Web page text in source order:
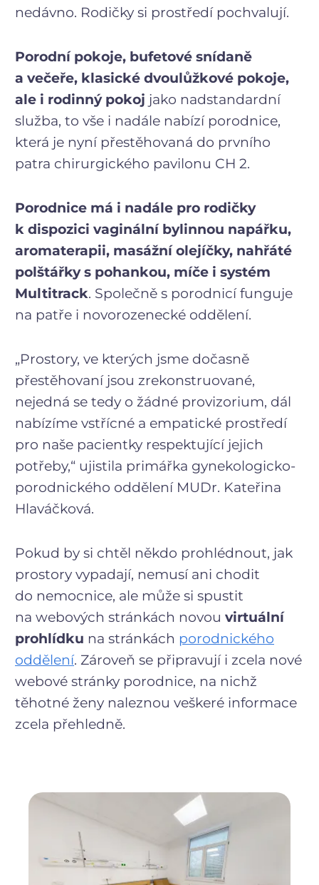
nedávno. Rodičky si prostředí pochvalují.
Porodní pokoje, bufetové snídaně
a večeře, klasické dvoulůžkové pokoje,
ale i rodinný pokoj jako nadstandardní
služba, to vše i nadále nabízí porodnice,
která je nyní přestěhovaná do prvního
patra chirurgického pavilonu CH 2.
Porodnice má i nadále pro rodičky
k dispozici vaginální bylinnou napářku,
aromaterapii, masážní olejíčky, nahřáté
polštářky s pohankou, míče i systém
Multitrack. Společně s porodnicí funguje
na patře i novorozenecké oddělení.
„Prostory, ve kterých jsme dočasně
přestěhovaní jsou zrekonstruované,
nejedná se tedy o žádné provizorium, dál
nabízíme vstřícné a empatické prostředí
pro naše pacientky respektující jejich
potřeby,“ ujistila primářka gynekologicko-
porodnického oddělení MUDr. Kateřina
Hlaváčková.
Pokud by si chtěl někdo prohlédnout, jak
prostory vypadají, nemusí ani chodit
do nemocnice, ale může si spustit
na webových stránkách novou virtuální
prohlídku na stránkách porodnického
oddělení. Zároveň se připravují i zcela nové
webové stránky porodnice, na nichž
těhotné ženy naleznou veškeré informace
zcela přehledně.